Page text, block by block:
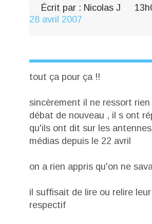
Écrit par : Nicolas J
28 avril 2007
tout ça pour ça !!
sincèrement il ne ressort rien
débat de nouveau , il s ont
qu'ils ont dit sur les
médias depuis le 22 avril
on a rien appris qu'on ne
il suffisait de lire ou relire
respectif